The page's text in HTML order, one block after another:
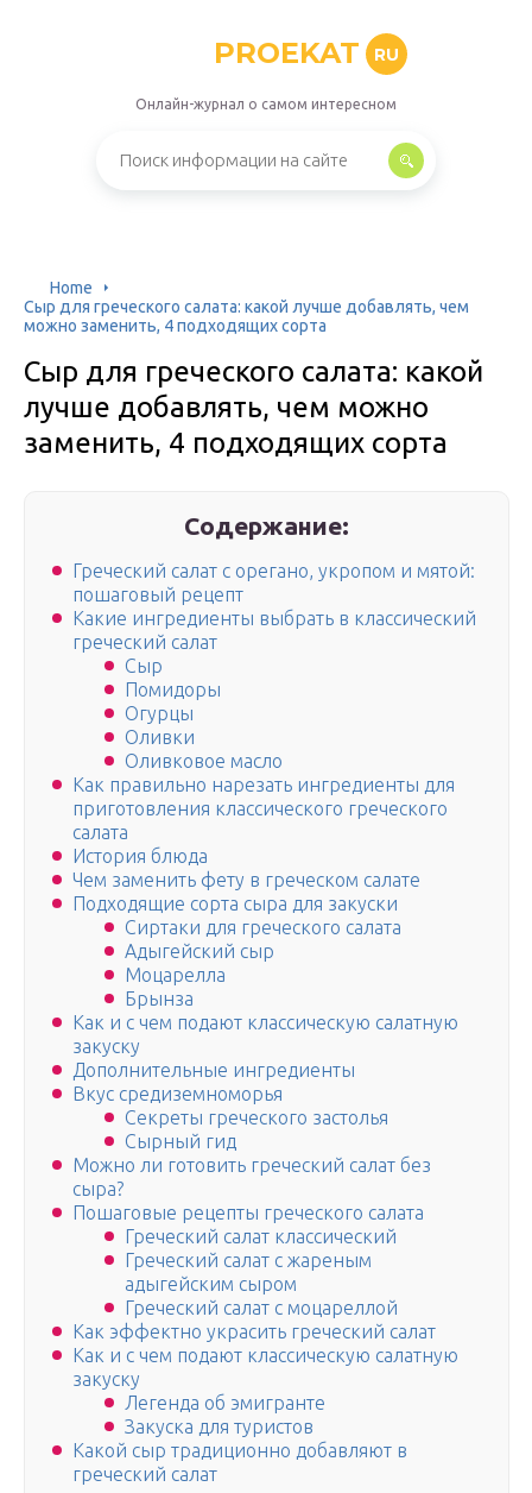
PROEKAT RU
Онлайн-журнал о самом интересном
Home
Сыр для греческого салата: какой лучше добавлять, чем
можно заменить, 4 подходящих сорта
Сыр для греческого салата: какой
лучше добавлять, чем можно
заменить, 4 подходящих сорта
Содержание:
Греческий салат с орегано, укропом и мятой:
пошаговый рецепт
Какие ингредиенты выбрать в классический
греческий салат
Сыр
Помидоры
Огурцы
Оливки
Оливковое масло
Как правильно нарезать ингредиенты для
приготовления классического греческого
салата
История блюда
Чем заменить фету в греческом салате
Подходящие сорта сыра для закуски
Сиртаки для греческого салата
Адыгейский сыр
Моцарелла
Брынза
Как и с чем подают классическую салатную
закуску
Дополнительные ингредиенты
Вкус средиземноморья
Секреты греческого застолья
Сырный гид
Можно ли готовить греческий салат без
сыра?
Пошаговые рецепты греческого салата
Греческий салат классический
Греческий салат с жареным
адыгейским сыром
Греческий салат с моцареллой
Как эффектно украсить греческий салат
Как и с чем подают классическую салатную
закуску
Легенда об эмигранте
Закуска для туристов
Какой сыр традиционно добавляют в
греческий салат